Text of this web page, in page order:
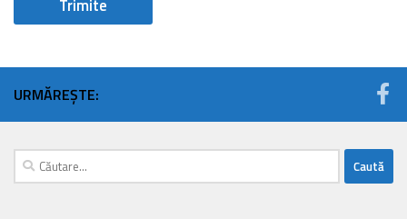
URMĂREȘTE:
Caută
după: